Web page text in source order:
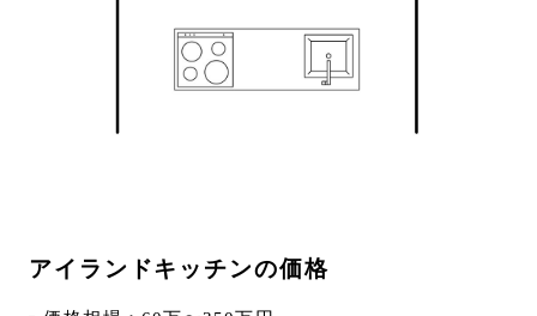
アイランドキッチンの価格